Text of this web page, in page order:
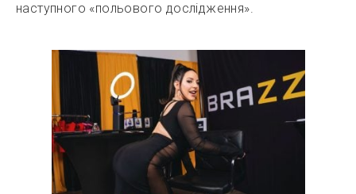
наступного «польового дослідження».